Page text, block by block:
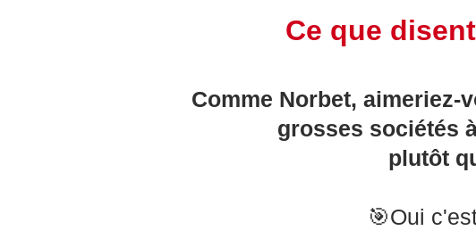
Ce que
Comme Norbet,
grosses sociétés
plutôt
🎯Oui